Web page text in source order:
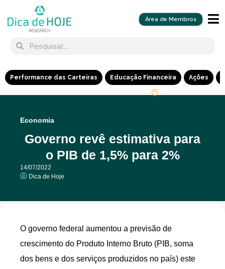
Área de Membros
Performance das Carteiras Educação Financeira Ações
Economia
Governo revê estimativa para
o PIB de 1,5% para 2%
14/07/2022
Dica de Hoje
O governo federal aumentou a previsão de
crescimento do Produto Interno Bruto (PIB, soma
dos bens e dos serviços produzidos no país) este